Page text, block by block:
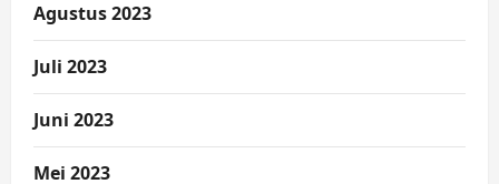
Agustus 2023
Juli 2023
Juni 2023
Mei 2023